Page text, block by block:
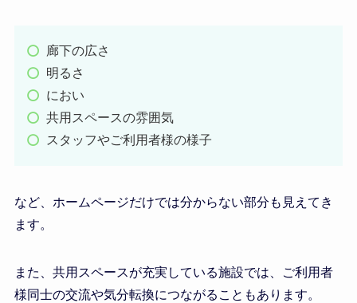
廊下の広さ
明るさ
におい
共用スペースの雰囲気
スタッフやご利用者様の様子
など、ホームページだけでは分からない部分も見えてき
ます。
また、共用スペースが充実している施設では、ご利用者
様同士の交流や気分転換につながることもあります。